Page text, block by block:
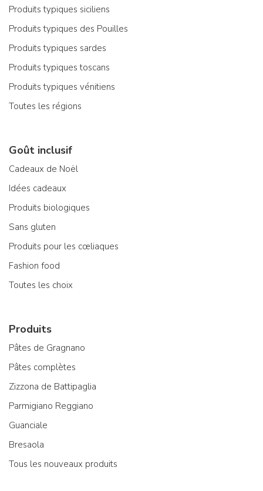
Produits typiques siciliens
Produits typiques des Pouilles
Produits typiques sardes
Produits typiques toscans
Produits typiques vénitiens
Toutes les régions
Goût inclusif
Cadeaux de Noël
Idées cadeaux
Produits biologiques
Sans gluten
Produits pour les cœliaques
Fashion food
Toutes les choix
Produits
Pâtes de Gragnano
Pâtes complètes
Zizzona de Battipaglia
Parmigiano Reggiano
Guanciale
Bresaola
Tous les nouveaux produits